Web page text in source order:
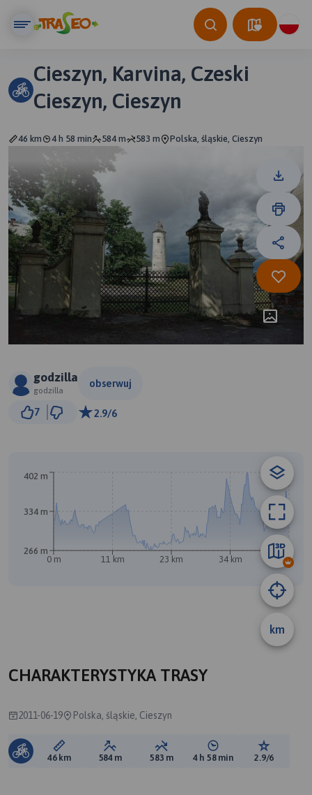
Cieszyn, Karvina, Czeski
Cieszyn, Cieszyn
46 km 4 h 58 min 584 m 583 m Polska, śląskie, Cieszyn
godzilla
godzilla
obserwuj
7 2.9/6
km
0 m 11 km 23 km 34 km 46 km
266 m
334 m
402 m
CHARAKTERYSTYKA TRASY
2011-06-19 Polska, śląskie, Cieszyn
Długość trasy:
46 km Suma przewyższeń:
584 m Suma spadków:
583 m Średni czas potrzebny
4 h 58 min Ocena
2.9/6